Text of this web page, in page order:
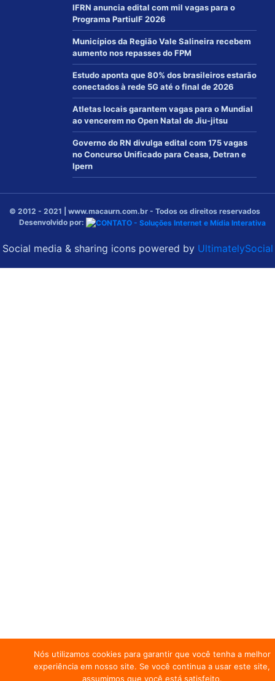
IFRN anuncia edital com mil vagas para o
Programa PartiuIF 2026
Municípios da Região Vale Salineira recebem
aumento nos repasses do FPM
Estudo aponta que 80% dos brasileiros estarão
conectados à rede 5G até o final de 2026
Atletas locais garantem vagas para o Mundial
ao vencerem no Open Natal de Jiu-jitsu
Governo do RN divulga edital com 175 vagas
no Concurso Unificado para Ceasa, Detran e
Ipern
© 2012 - 2021 | www.macaurn.com.br - Todos os direitos reservados
Desenvolvido por:
Social media & sharing icons powered by UltimatelySocial
Nós utilizamos cookies para garantir que você tenha a melhor
experiência em nosso site. Se você continua a usar este site,
assumimos que você está satisfeito.